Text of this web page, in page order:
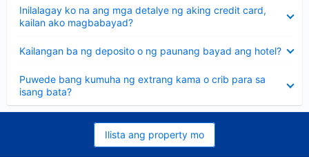
Inilalagay ko na ang mga detalye ng aking credit card,
kailan ako magbabayad?
ang
sagot
Kailangan ba ng deposito o ng paunang bayad ang hotel?
ang
Puwede bang kumuha ng extrang kama o crib para sa
isang bata?
ang
sagot
Ilista ang property mo